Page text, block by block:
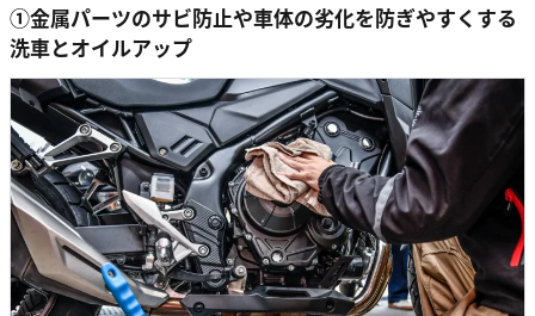
①金属パーツのサビ防止や車体の劣化を防ぎやすくする
洗車とオイルアップ